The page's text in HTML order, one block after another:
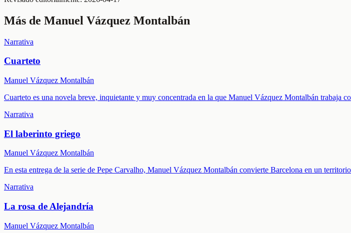
Más de Manuel Vázquez Montalbán
Narrativa
Cuarteto
Manuel Vázquez Montalbán
Cuarteto es una novela breve, inquietante y muy concentrada en la que Manuel Vázquez Montalbán trabaja
Narrativa
El laberinto griego
Manuel Vázquez Montalbán
En esta entrega de la serie de Pepe Carvalho, Manuel Vázquez Montalbán convierte Barcelona en un
Narrativa
La rosa de Alejandría
Manuel Vázquez Montalbán